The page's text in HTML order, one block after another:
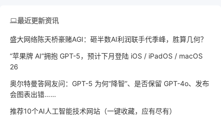
最近更新资讯
盛大网络陈天桥豪赌AGI：砸半数AI利润联手代季峰，胜算几何？
“苹果牌 AI”拥抱 GPT-5，预计下月登陆 iOS / iPadOS / macOS
26
奥尔特曼答网友问：GPT-5 为何“降智”、是否保留 GPT-4o、发布
会图表出错……
推荐10个AI人工智能技术网站（一键收藏，应有尽有）